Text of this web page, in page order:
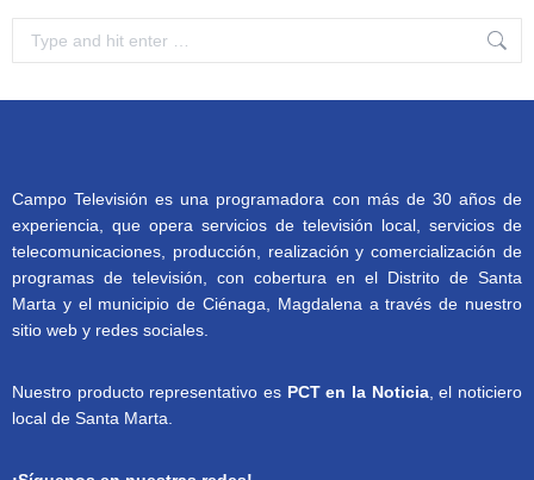
Campo Televisión es una programadora con más de 30 años de
experiencia, que opera servicios de televisión local, servicios de
telecomunicaciones, producción, realización y comercialización de
programas de televisión, con cobertura en el Distrito de Santa
Marta y el municipio de Ciénaga, Magdalena a través de nuestro
sitio web y redes sociales.
Nuestro producto representativo es PCT en la Noticia, el noticiero
local de Santa Marta.